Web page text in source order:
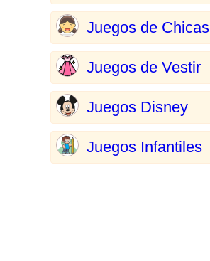
Juegos de Chicas
Juegos de Vestir
Juegos Disney
Juegos Infantiles